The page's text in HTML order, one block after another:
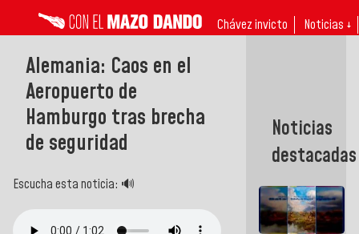
Chávez invicto Noticias ↓
Alemania: Caos en el
Aeropuerto de
Hamburgo tras brecha
de seguridad
Escucha esta noticia: 🔊
Noticias
destacadas